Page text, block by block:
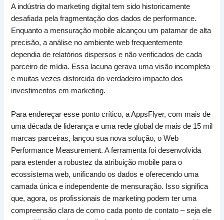
A indústria do marketing digital tem sido historicamente
desafiada pela fragmentação dos dados de performance.
Enquanto a mensuração mobile alcançou um patamar de alta
precisão, a análise no ambiente web frequentemente
dependia de relatórios dispersos e não verificados de cada
parceiro de mídia. Essa lacuna gerava uma visão incompleta
e muitas vezes distorcida do verdadeiro impacto dos
investimentos em marketing.
Para endereçar esse ponto crítico, a AppsFlyer, com mais de
uma década de liderança e uma rede global de mais de 15 mil
marcas parceiras, lançou sua nova solução, o Web
Performance Measurement. A ferramenta foi desenvolvida
para estender a robustez da atribuição mobile para o
ecossistema web, unificando os dados e oferecendo uma
camada única e independente de mensuração. Isso significa
que, agora, os profissionais de marketing podem ter uma
compreensão clara de como cada ponto de contato – seja ele